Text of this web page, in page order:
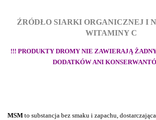
ŹRÓDŁO SIARKI ORGANICZNEJ I
WITAMINY C
!!! PRODUKTY DROMY NIE ZAWIERAJĄ
DODATKÓW ANI
MSM to substancja bez smaku i zapachu,